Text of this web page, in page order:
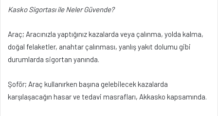
Kasko Sigortası ile Neler Güvende?
Araç; Aracınızla yaptığınız kazalarda veya çalınma, yolda kalma,
doğal felaketler, anahtar çalınması, yanlış yakıt dolumu gibi
durumlarda sigortan yanında.
Şoför; Araç kullanırken başına gelebilecek kazalarda
karşılaşacağın hasar ve tedavi masrafları, Akkasko kapsamında.